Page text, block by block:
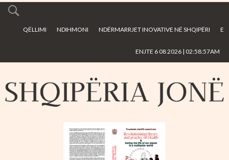
main
QËLLIMI NDIHMONI NDËRMARRJET INOVATIVE NË SHQIPËRI E
ENJTE 6 08 2026 | 02:58:57AM